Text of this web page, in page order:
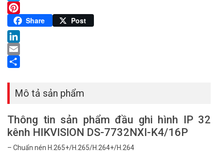
Twitter
Pinterest
Share Post
LinkedIn
Email
Mô tả sản phẩm
Thông tin sản phẩm đầu ghi hình IP 32
kênh HIKVISION DS-7732NXI-K4/16P
– Chuẩn nén H.265+/H.265/H.264+/H.264